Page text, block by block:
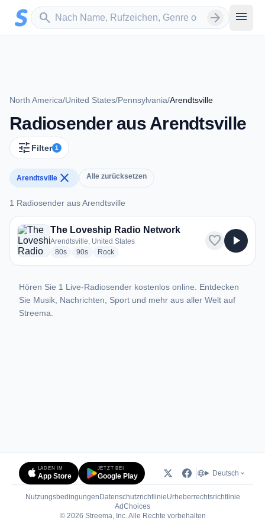
Zum Hauptinhalt springen
search
Sender suchen arrow_forward menu
North America/United States/Pennsylvania/Arendtsville
Radiosender aus Arendtsville
tune Filter 1
Arendtsville close Alle zurücksetzen
1 Radiosender aus Arendtsville
1 Radiosender aus Arendtsville
The Loveship Radio Network
Arendtsville, United States
80sradio stations
90sradio stations
Rockradio stations
favorite play_arrow
Hören Sie 1 Live-Radiosender kostenlos online. Entdecken
Sie Musik, Nachrichten, Sport und mehr aus aller Welt auf
Streema.
LADEN IM
App Store
JETZT BEI
Google Play Deutsch
Nutzungsbedingungen DatenschutzrichtlinieUrheberrechtsrichtlinie
AdChoices(öffnet in neuem Tab)
© 2026 Streema, Inc. Alle Rechte vorbehalten